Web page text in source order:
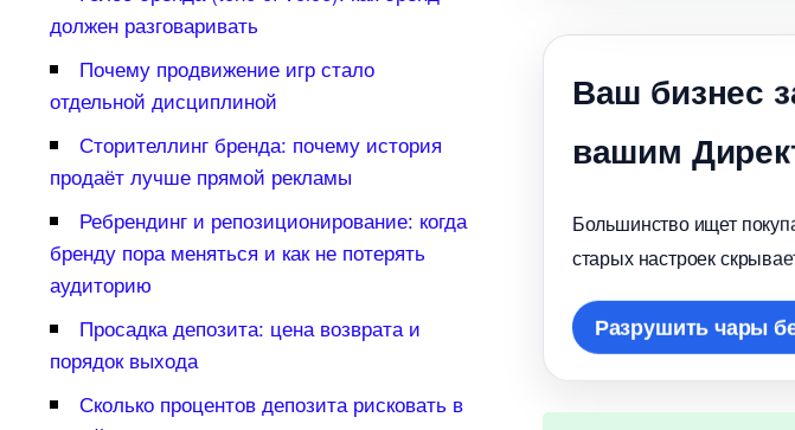
аш бизнес
ашим
Большинство ищет
старых настроек
Разрушить чары
должен разговаривать
Почему продвижение игр стало
отдельной дисциплиной
Сторителлинг бренда: почему история
продаёт лучше прямой рекламы
Ребрендинг и репозиционирование: когда
ренду пора меняться и как не потерять
аудиторию
Просадка депозита: цена возврата и
порядок выхода
Сколько процентов депозита рисковать